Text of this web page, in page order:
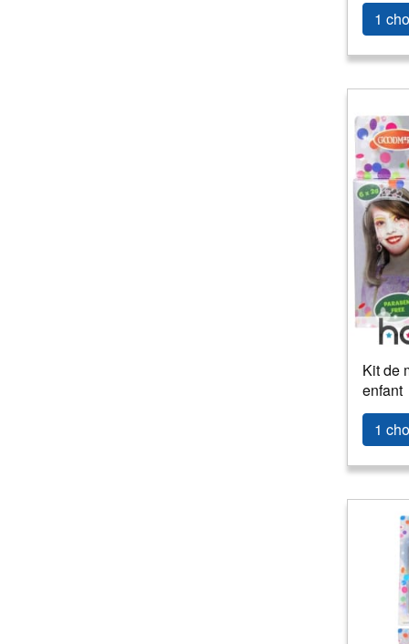
1
Kit de
enfant
1